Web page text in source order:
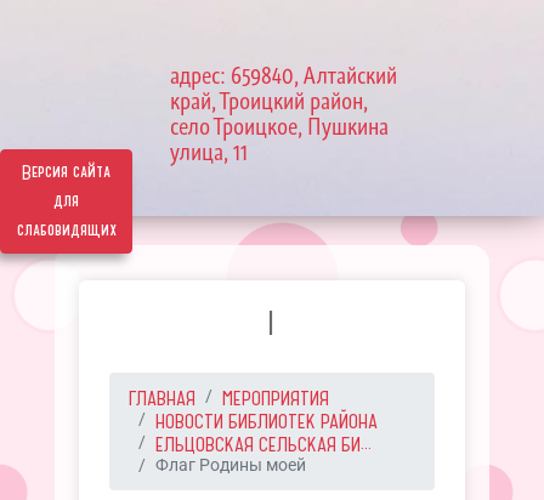
Версия сайта
для
слабовидящих
адрес: 659840, Алтайский
край, Троицкий район,
село Троицкое, Пушкина
улица, 11
I
ГЛАВНАЯ
МЕРОПРИЯТИЯ
НОВОСТИ БИБЛИОТЕК РАЙОНА
ЕЛЬЦОВСКАЯ СЕЛЬСКАЯ БИ...
Флаг Родины моей